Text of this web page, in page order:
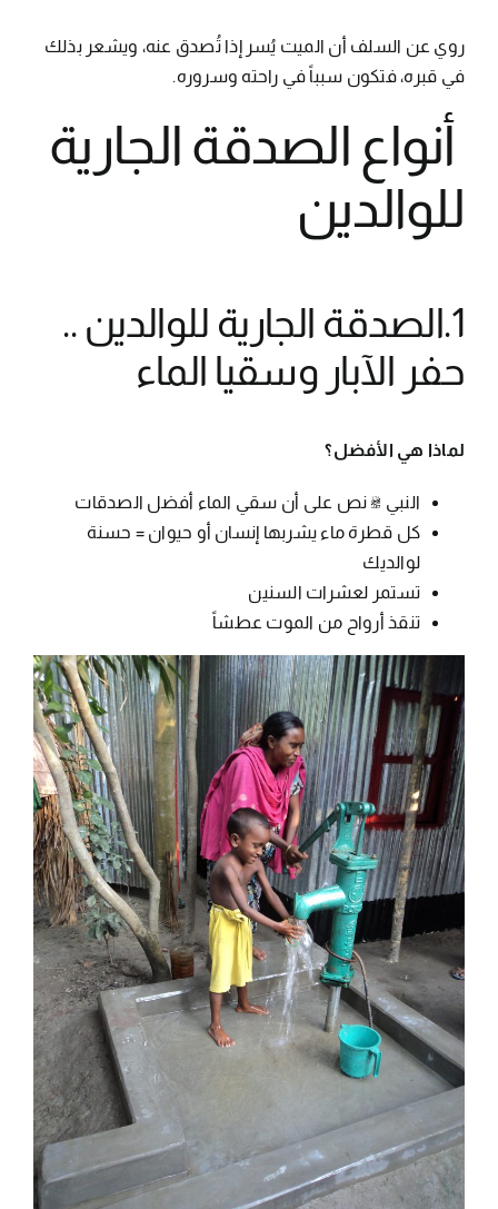
روي عن السلف أن الميت يُسر إذا تُصدق عنه، ويشعر بذلك
في قبره، فتكون سبباً في راحته وسروره.
أنواع الصدقة الجارية
للوالدين
1.الصدقة الجارية للوالدين ..
حفر الآبار وسقيا الماء
لماذا هي الأفضل؟
النبي ﷺ نص على أن سقي الماء أفضل الصدقات
كل قطرة ماء يشربها إنسان أو حيوان = حسنة
لوالديك
تستمر لعشرات السنين
تنقذ أرواح من الموت عطشاً